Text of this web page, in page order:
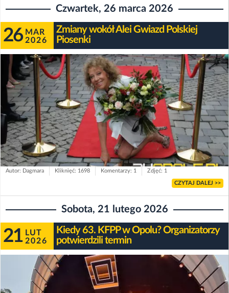
Czwartek, 26 marca 2026
26 MAR
2026
Zmiany wokół Alei Gwiazd Polskiej
Piosenki
Autor: Dagmara Kliknięć: 1698 Komentarzy: 1 Zdjęć: 1
CZYTAJ DALEJ >>
Sobota, 21 lutego 2026
21 LUT
2026
Kiedy 63. KFPP w Opolu? Organizatorzy
potwierdzili termin